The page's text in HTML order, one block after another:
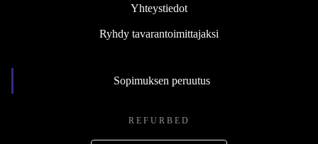
Yhteystiedot
Ryhdy tavarantoimittajaksi
Sopimuksen peruutus
REFURBED